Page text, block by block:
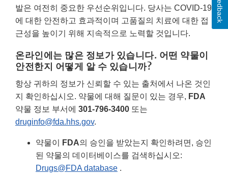
발은 여전히 중요한 우선순위입니다. 당사는 COVID-19
에 대한 안전하고 효과적이며 고품질의 치료에 대한 접
근성을 높이기 위해 지속적으로 노력할 것입니다.
온라인에는 많은 정보가 있습니다. 어떤 약물이
안전한지 어떻게 알 수 있습니까?
항상 귀하의 정보가 신뢰할 수 있는 출처에서 나온 것인
지 확인하십시오. 약물에 대해 질문이 있는 경우, FDA
약물 정보 부서에 301-796-3400 또는
druginfo@fda.hhs.gov.
약물이 FDA의 승인을 받았는지 확인하려면, 승인
된 약물의 데이터베이스를 검색하십시오:
Drugs@FDA database .
Feedback